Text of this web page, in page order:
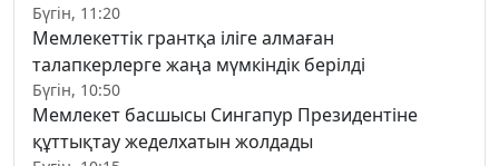
Бүгін, 11:20
Мемлекеттік грантқа іліге алмаған
талапкерлерге жаңа мүмкіндік берілді
Бүгін, 10:50
Мемлекет басшысы Сингапур Президентіне
құттықтау жеделхатын жолдады